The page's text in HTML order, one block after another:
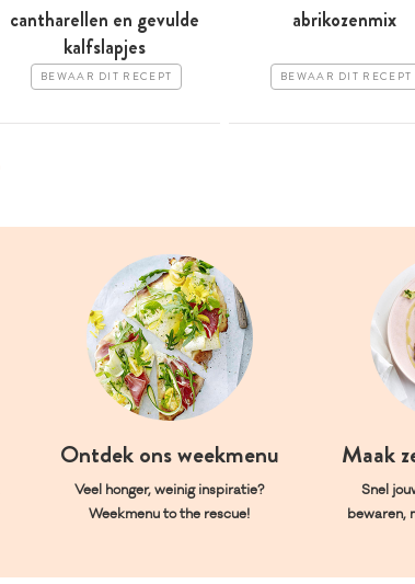
cantharellen en gevulde
kalfslapjes
BEWAAR DIT RECEPT
abrikozenmix
BEWAAR DIT RECEPT
Ontdek ons weekmenu
Veel honger, weinig inspiratie?
Weekmenu to the rescue!
Maak
Snel
bewaren,